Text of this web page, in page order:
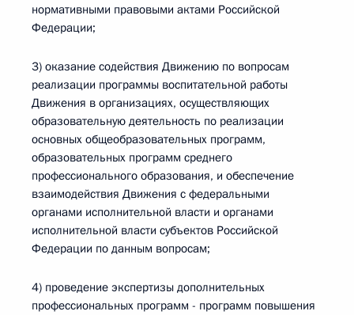
нормативными правовыми актами Российской
Федерации;
3) оказание содействия Движению по вопросам
реализации программы воспитательной работы
Движения в организациях, осуществляющих
образовательную деятельность по реализации
основных общеобразовательных программ,
образовательных программ среднего
профессионального образования, и обеспечение
взаимодействия Движения с федеральными
органами исполнительной власти и органами
исполнительной власти субъектов Российской
Федерации по данным вопросам;
4) проведение экспертизы дополнительных
профессиональных программ - программ повышения